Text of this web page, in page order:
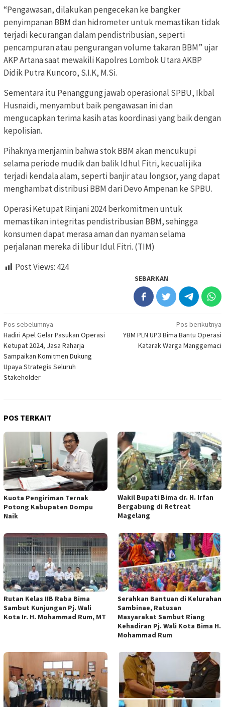
“Pengawasan, dilakukan pengecekan ke bangker
penyimpanan BBM dan hidrometer untuk memastikan tidak
terjadi kecurangan dalam pendistribusian, seperti
pencampuran atau pengurangan volume takaran BBM” ujar
AKP Artana saat mewakili Kapolres Lombok Utara AKBP
Didik Putra Kuncoro, S.I.K, M.Si.
Sementara itu Penanggung jawab operasional SPBU, Ikbal
Husnaidi, menyambut baik pengawasan ini dan
mengucapkan terima kasih atas koordinasi yang baik dengan
kepolisian.
Pihaknya menjamin bahwa stok BBM akan mencukupi
selama periode mudik dan balik Idhul Fitri, kecuali jika
terjadi kendala alam, seperti banjir atau longsor, yang dapat
menghambat distribusi BBM dari Devo Ampenan ke SPBU.
Operasi Ketupat Rinjani 2024 berkomitmen untuk
memastikan integritas pendistribusian BBM, sehingga
konsumen dapat merasa aman dan nyaman selama
perjalanan mereka di libur Idul Fitri. (TIM)
Post Views: 424
SEBARKAN
Navigasi
pos
Pos sebelumnya
Hadiri Apel Gelar Pasukan Operasi
Ketupat 2024, Jasa Raharja
Sampaikan Komitmen Dukung
Upaya Strategis Seluruh
Stakeholder
Pos berikutnya
YBM PLN UP3 Bima Bantu Operasi
Katarak Warga Manggemaci
POS TERKAIT
Kuota Pengiriman Ternak
Potong Kabupaten Dompu
Naik
Wakil Bupati Bima dr. H. Irfan
Bergabung di Retreat
Magelang
Rutan Kelas IIB Raba Bima
Sambut Kunjungan Pj. Wali
Kota Ir. H. Mohammad Rum, MT
Serahkan Bantuan di Kelurahan
Sambinae, Ratusan
Masyarakat Sambut Riang
Kehadiran Pj. Wali Kota Bima H.
Mohammad Rum